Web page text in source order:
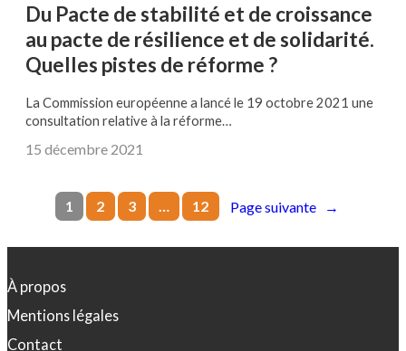
Du Pacte de stabilité et de croissance
au pacte de résilience et de solidarité.
Quelles pistes de réforme ?
La Commission européenne a lancé le 19 octobre 2021 une
consultation relative à la réforme…
15 décembre 2021
1 2 3 … 12 Page suivante →
À propos
Mentions légales
Contact